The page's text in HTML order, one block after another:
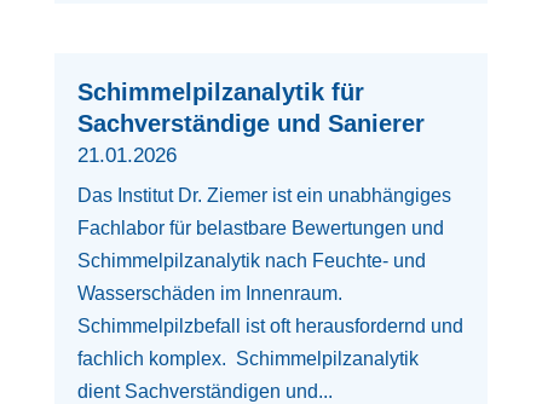
Schimmelpilzanalytik für
Sachverständige und Sanierer
21.01.2026
Das Institut Dr. Ziemer ist ein unabhängiges
Fachlabor für belastbare Bewertungen und
Schimmelpilzanalytik nach Feuchte- und
Wasserschäden im Innenraum.
Schimmelpilzbefall ist oft herausfordernd und
fachlich komplex. Schimmelpilzanalytik
dient Sachverständigen und...